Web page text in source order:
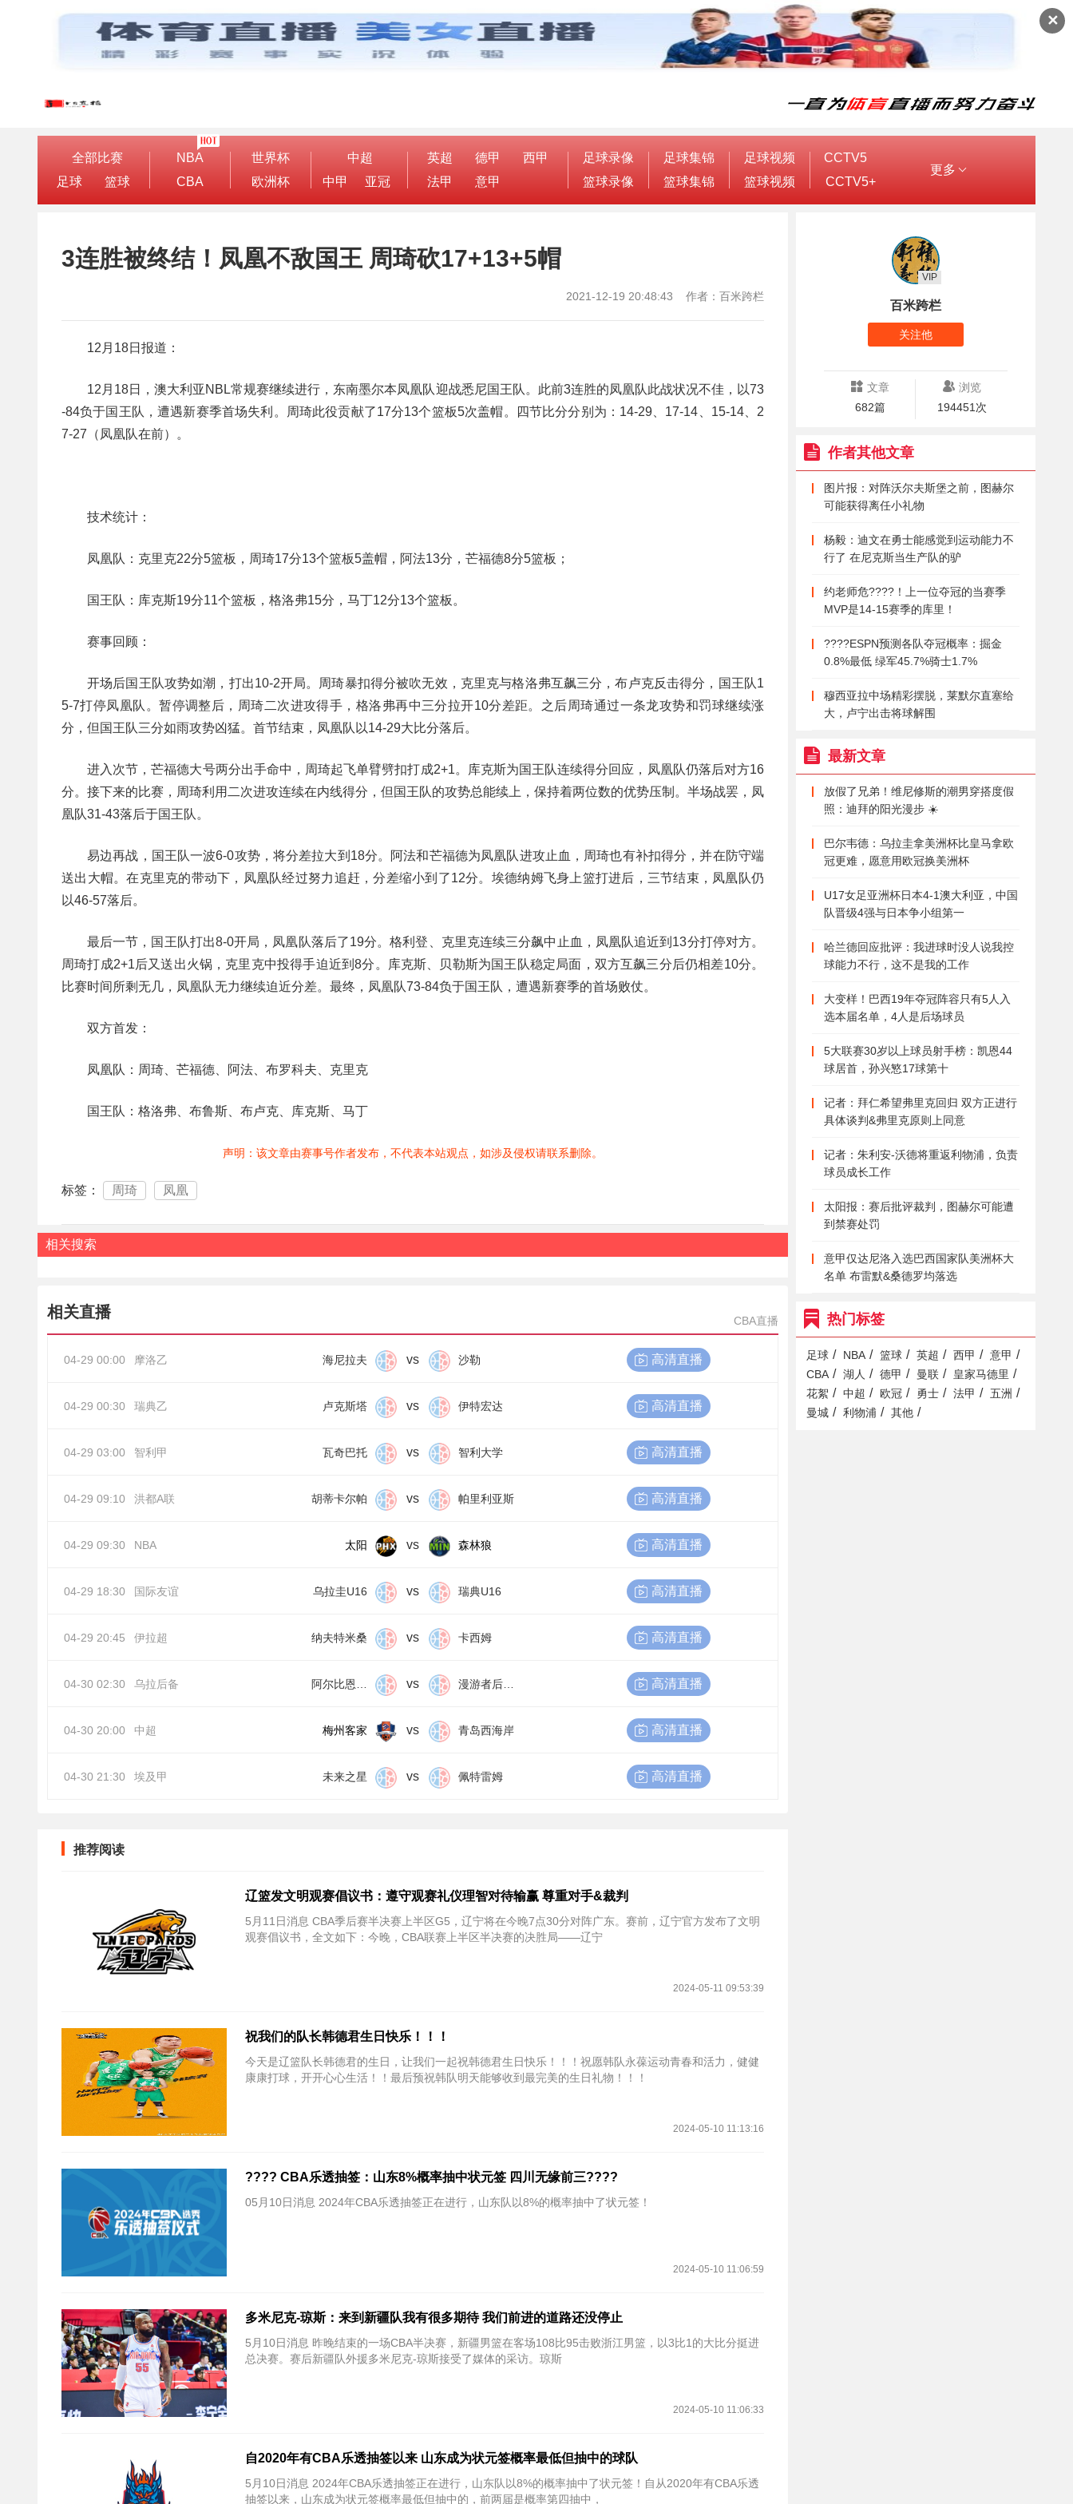
✕
全部比赛
足球
篮球
NBA
CBA
世界杯
欧洲杯
中超
中甲
亚冠
英超 德甲
西甲
法甲
意甲
足球录像
篮球录像
足球集锦
篮球集锦
足球视频
篮球视频
CCTV5
CCTV5+
更多
3连胜被终结！凤凰不敌国王 周琦砍17+13+5帽
2021-12-19 20:48:43 作者：百米跨栏
12月18日报道：
12月18日，澳大利亚NBL常规赛继续进行，东南墨尔本凤凰队迎战悉尼国王队。此前3连胜的凤凰队此战状况不佳，以73
-84负于国王队，遭遇新赛季首场失利。周琦此役贡献了17分13个篮板5次盖帽。四节比分分别为：14-29、17-14、15-14、2
7-27（凤凰队在前）。
技术统计：
凤凰队：克里克22分5篮板，周琦17分13个篮板5盖帽，阿法13分，芒福德8分5篮板；
国王队：库克斯19分11个篮板，格洛弗15分，马丁12分13个篮板。
赛事回顾：
开场后国王队攻势如潮，打出10-2开局。周琦暴扣得分被吹无效，克里克与格洛弗互飙三分，布卢克反击得分，国王队1
5-7打停凤凰队。暂停调整后，周琦二次进攻得手，格洛弗再中三分拉开10分差距。之后周琦通过一条龙攻势和罚球继续涨
分，但国王队三分如雨攻势凶猛。首节结束，凤凰队以14-29大比分落后。
进入次节，芒福德大号两分出手命中，周琦起飞单臂劈扣打成2+1。库克斯为国王队连续得分回应，凤凰队仍落后对方16
分。接下来的比赛，周琦利用二次进攻连续在内线得分，但国王队的攻势总能续上，保持着两位数的优势压制。半场战罢，凤
凰队31-43落后于国王队。
易边再战，国王队一波6-0攻势，将分差拉大到18分。阿法和芒福德为凤凰队进攻止血，周琦也有补扣得分，并在防守端
送出大帽。在克里克的带动下，凤凰队经过努力追赶，分差缩小到了12分。埃德纳姆飞身上篮打进后，三节结束，凤凰队仍
以46-57落后。
最后一节，国王队打出8-0开局，凤凰队落后了19分。格利登、克里克连续三分飙中止血，凤凰队追近到13分打停对方。
周琦打成2+1后又送出火锅，克里克中投得手迫近到8分。库克斯、贝勒斯为国王队稳定局面，双方互飙三分后仍相差10分。
比赛时间所剩无几，凤凰队无力继续迫近分差。最终，凤凰队73-84负于国王队，遭遇新赛季的首场败仗。
双方首发：
凤凰队：周琦、芒福德、阿法、布罗科夫、克里克
国王队：格洛弗、布鲁斯、布卢克、库克斯、马丁
声明：该文章由赛事号作者发布，不代表本站观点，如涉及侵权请联系删除。
标签： 周琦 凤凰
相关搜索
相关直播 CBA直播
04-29 00:00 摩洛乙 海尼拉夫 vs 沙勒 高清直播
04-29 00:30 瑞典乙 卢克斯塔 vs 伊特宏达 高清直播
04-29 03:00 智利甲 瓦奇巴托 vs 智利大学 高清直播
04-29 09:10 洪都A联 胡蒂卡尔帕 vs 帕里利亚斯 高清直播
04-29 09:30 NBA 太阳 vs 森林狼 高清直播
04-29 18:30 国际友谊 乌拉圭U16 vs 瑞典U16 高清直播
04-29 20:45 伊拉超 纳夫特米桑 vs 卡西姆 高清直播
04-30 02:30 乌拉后备 vs 高清直播
04-30 20:00 中超 梅州客家 vs 青岛西海岸 高清直播
04-30 21:30 埃及甲 未来之星 vs 佩特雷姆 高清直播
推荐阅读
辽篮发文明观赛倡议书：遵守观赛礼仪理智对待输赢 尊重对手&裁判
5月11日消息 CBA季后赛半决赛上半区G5，辽宁将在今晚7点30分对阵广东。赛前，辽宁官方发布了文明
观赛倡议书，全文如下：今晚，CBA联赛上半区半决赛的决胜局——辽宁
2024-05-11 09:53:39
祝我们的队长韩德君生日快乐！！！
今天是辽篮队长韩德君的生日，让我们一起祝韩德君生日快乐！！！祝愿韩队永葆运动青春和活力，健健
康康打球，开开心心生活！！最后预祝韩队明天能够收到最完美的生日礼物！！！
2024-05-10 11:13:16
???? CBA乐透抽签：山东8%概率抽中状元签 四川无缘前三????
05月10日消息 2024年CBA乐透抽签正在进行，山东队以8%的概率抽中了状元签！
2024-05-10 11:06:59
多米尼克-琼斯：来到新疆队我有很多期待 我们前进的道路还没停止
5月10日消息 昨晚结束的一场CBA半决赛，新疆男篮在客场108比95击败浙江男篮，以3比1的大比分挺进
总决赛。赛后新疆队外援多米尼克-琼斯接受了媒体的采访。琼斯
2024-05-10 11:06:33
自2020年有CBA乐透抽签以来 山东成为状元签概率最低但抽中的球队
5月10日消息 2024年CBA乐透抽签正在进行，山东队以8%的概率抽中了状元签！自从2020年有CBA乐透
抽签以来，山东成为状元签概率最低但抽中的，前两届是概率第四抽中，
百米跨栏
VIP
关注他
文章
682篇
浏览
194451次
作者其他文章
图片报：对阵沃尔夫斯堡之前，图赫尔
可能获得离任小礼物
杨毅：迪文在勇士能感觉到运动能力不
行了 在尼克斯当生产队的驴
约老师危????！上一位夺冠的当赛季
MVP是14-15赛季的库里！
????ESPN预测各队夺冠概率：掘金
0.8%最低 绿军45.7%骑士1.7%
穆西亚拉中场精彩摆脱，莱默尔直塞给
大，卢宁出击将球解围
最新文章
放假了兄弟！维尼修斯的潮男穿搭度假
照：迪拜的阳光漫步 ☀️
巴尔韦德：乌拉圭拿美洲杯比皇马拿欧
冠更难，愿意用欧冠换美洲杯
U17女足亚洲杯日本4-1澳大利亚，中国
队晋级4强与日本争小组第一
哈兰德回应批评：我进球时没人说我控
球能力不行，这不是我的工作
大变样！巴西19年夺冠阵容只有5人入
选本届名单，4人是后场球员
5大联赛30岁以上球员射手榜：凯恩44
球居首，孙兴慜17球第十
记者：拜仁希望弗里克回归 双方正进行
具体谈判&弗里克原则上同意
记者：朱利安-沃德将重返利物浦，负责
球员成长工作
太阳报：赛后批评裁判，图赫尔可能遭
到禁赛处罚
意甲仅达尼洛入选巴西国家队美洲杯大
名单 布雷默&桑德罗均落选
热门标签
足球 / NBA / 篮球 / 英超 / 西甲 / 意甲 /
CBA / 湖人 / 德甲 / 曼联 / 皇家马德里 /
花絮 / 中超 / 欧冠 / 勇士 / 法甲 / 五洲 /
曼城 / 利物浦 / 其他 /